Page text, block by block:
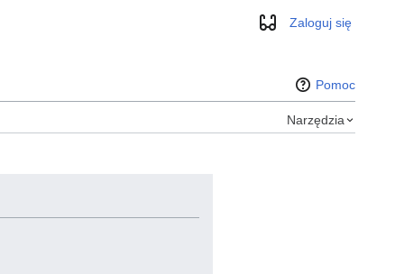
WyglądZaloguj się
Pomoc
Narzędzia